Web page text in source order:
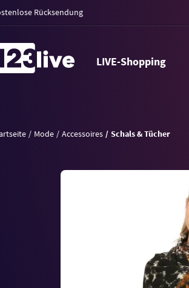
Rücksendung
LIVE-Shopping
Mode Accessoires Schals & Tücher